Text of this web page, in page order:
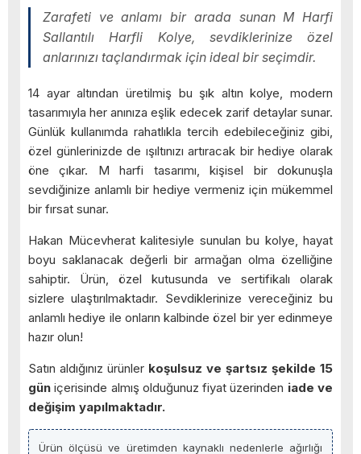
Zarafeti ve anlamı bir arada sunan M Harfi
Sallantılı Harfli Kolye, sevdiklerinize özel
anlarınızı taçlandırmak için ideal bir seçimdir.
14 ayar altından üretilmiş bu şık altın kolye, modern
tasarımıyla her anınıza eşlik edecek zarif detaylar sunar.
Günlük kullanımda rahatlıkla tercih edebileceğiniz gibi,
özel günlerinizde de ışıltınızı artıracak bir hediye olarak
öne çıkar. M harfi tasarımı, kişisel bir dokunuşla
sevdiğinize anlamlı bir hediye vermeniz için mükemmel
bir fırsat sunar.
Hakan Mücevherat kalitesiyle sunulan bu kolye, hayat
boyu saklanacak değerli bir armağan olma özelliğine
sahiptir. Ürün, özel kutusunda ve sertifikalı olarak
sizlere ulaştırılmaktadır. Sevdiklerinize vereceğiniz bu
anlamlı hediye ile onların kalbinde özel bir yer edinmeye
hazır olun!
Satın aldığınız ürünler koşulsuz ve şartsız şekilde 15
gün içerisinde almış olduğunuz fiyat üzerinden iade ve
değişim yapılmaktadır.
Ürün ölçüsü ve üretimden kaynaklı nedenlerle ağırlığı